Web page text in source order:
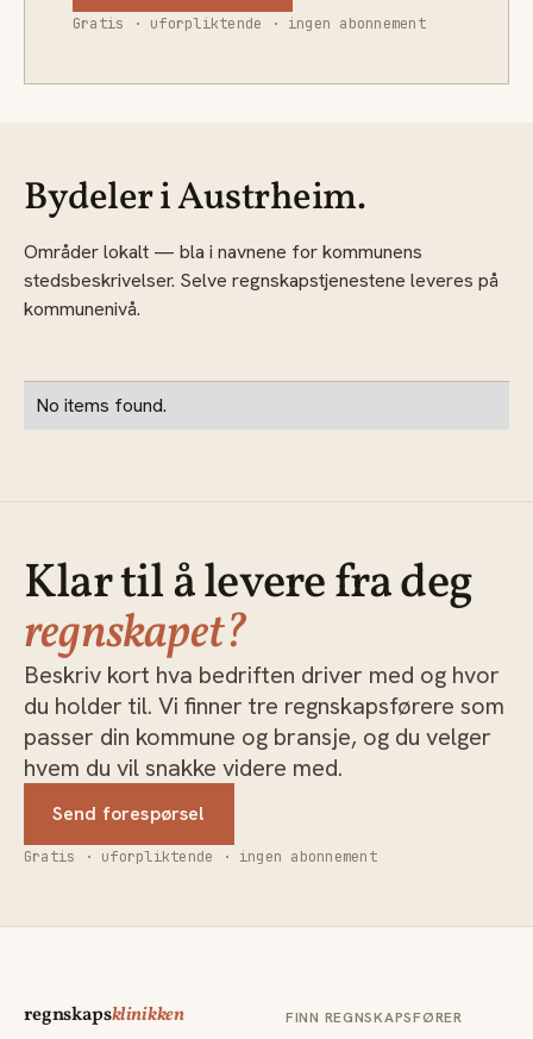
Gratis · uforpliktende · ingen abonnement
Bydeler i Austrheim.
Områder lokalt — bla i navnene for kommunens
stedsbeskrivelser. Selve regnskapstjenestene leveres på
kommunenivå.
No items found.
Klar til å levere fra deg
regnskapet?
Beskriv kort hva bedriften driver med og hvor
du holder til. Vi finner tre regnskapsførere som
passer din kommune og bransje, og du velger
hvem du vil snakke videre med.
Send forespørsel
Gratis · uforpliktende · ingen abonnement
regnskapsklinikken FINN REGNSKAPSFØRER